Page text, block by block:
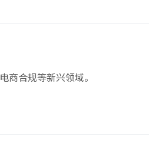
商合规等新兴领域。